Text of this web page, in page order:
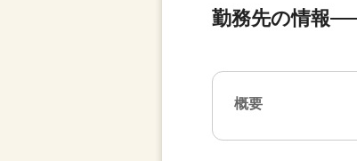
勤務先の情報
概要